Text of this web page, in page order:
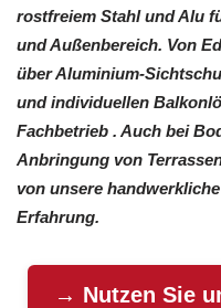
rostfreiem Stahl und Alu
und Außenbereich. Von
über Aluminium-
und individuellen
Fachbetrieb . Auch bei
Anbringung von
von unsere
Erfahrung.
→ Nutzen Sie